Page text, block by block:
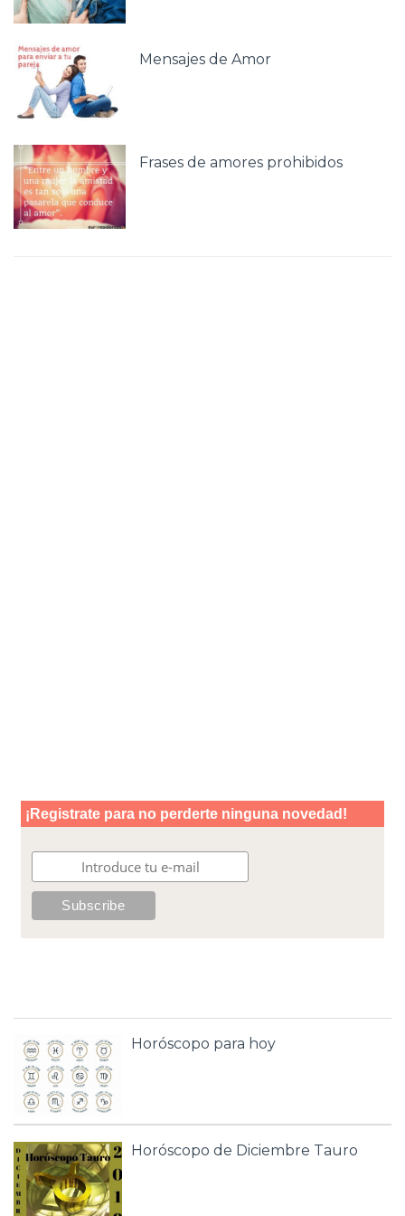
Mensajes de Amor
Frases de amores prohibidos
Horóscopo para hoy
Horóscopo de Diciembre Tauro